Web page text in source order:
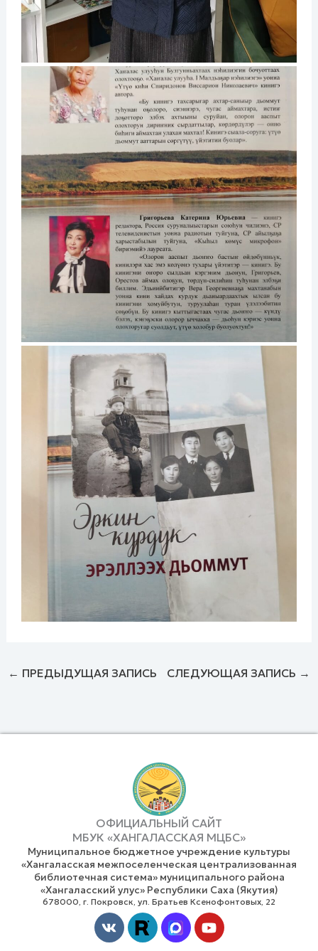
← ПРЕДЫДУЩАЯ ЗАПИСЬ СЛЕДУЮЩАЯ ЗАПИСЬ →
ОФИЦИАЛЬНЫЙ САЙТ
МБУК «ХАНГАЛАССКАЯ МЦБС»
Муниципальное бюджетное учреждение культуры
«Хангаласская межпоселенческая централизованная
библиотечная система» муниципального района
«Хангаласский улус» Республики Саха (Якутия)
678000, г. Покровск, ул. Братьев Ксенофонтовых, 22
Vk Youtube